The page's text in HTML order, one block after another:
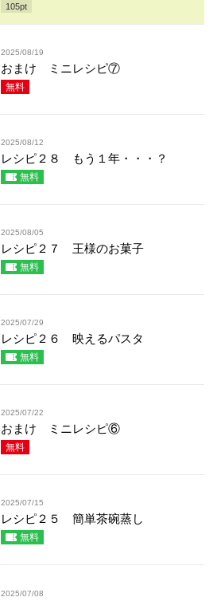
105pt
2025/08/19
おまけ ミニレシピ⑦
無料
2025/08/12
レシピ２８ もう１年・・・？
無料
2025/08/05
レシピ２７ 王様のお菓子
無料
2025/07/29
レシピ２６ 映えるパスタ
無料
2025/07/22
おまけ ミニレシピ⑥
無料
2025/07/15
レシピ２５ 簡単茶碗蒸し
無料
2025/07/08